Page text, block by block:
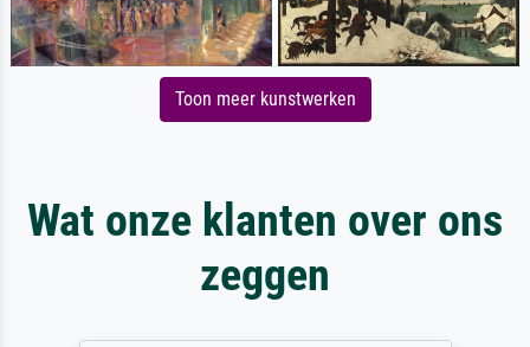
Toon meer kunstwerken
Wat onze klanten over ons
zeggen